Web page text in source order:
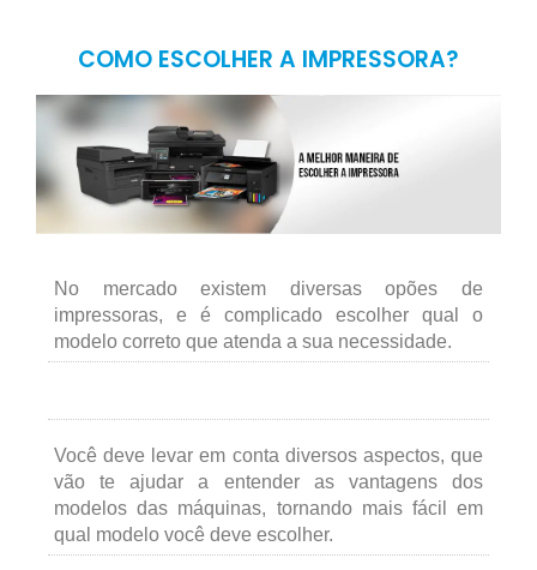
COMO ESCOLHER A IMPRESSORA?
No mercado existem diversas opões de
impressoras, e é complicado escolher qual o
modelo correto que atenda a sua necessidade.
Você deve levar em conta diversos aspectos, que
vão te ajudar a entender as vantagens dos
modelos das máquinas, tornando mais fácil em
qual modelo você deve escolher.